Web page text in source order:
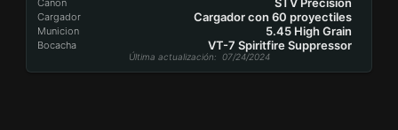
Canon
Cargador Cargador con 60 proyectiles
Municion 5.45 High Grain
Bocacha VT-7 Spiritfire Suppressor
Última actualización: 07/24/2024